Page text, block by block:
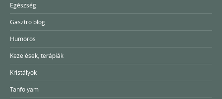
Egészség
Gasztro blog
Humoros
Kezelések, terápiák
Kristályok
Tanfolyam